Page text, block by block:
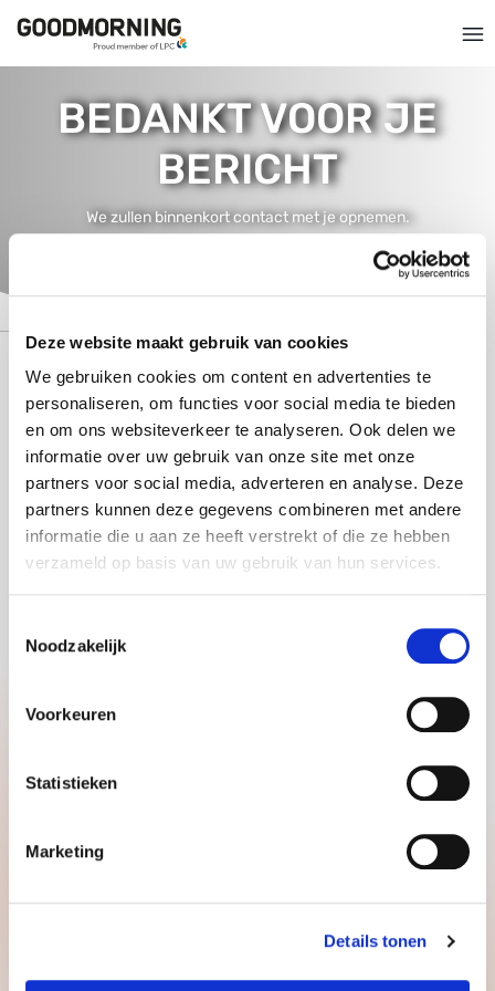
Deze website maakt gebruik van cookies
We gebruiken cookies om content en advertenties te
personaliseren, om functies voor social media te bieden
en om ons websiteverkeer te analyseren. Ook delen we
informatie over uw gebruik van onze site met onze
partners voor social media, adverteren en analyse. Deze
partners kunnen deze gegevens combineren met andere
informatie die u aan ze heeft verstrekt of die ze hebben
verzameld op basis van uw gebruik van hun services.
Noodzakelijk
Voorkeuren
Statistieken
Marketing
Details tonen
BEDANKT VOOR JE
BERICHT
We zullen binnenkort contact met je opnemen.
GA SNEL NAAR
OVER GOODMORNING
CERTIFICERINGEN
Penningweg 25
info@goodmorning.eu